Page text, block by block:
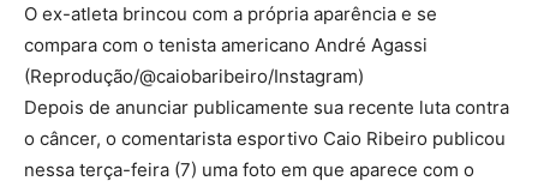
O ex-atleta brincou com a própria aparência e se
compara com o tenista americano André Agassi
(Reprodução/@caiobaribeiro/Instagram)
Depois de anunciar publicamente sua recente luta contra
o câncer, o comentarista esportivo Caio Ribeiro publicou
nessa terça-feira (7) uma foto em que aparece com o